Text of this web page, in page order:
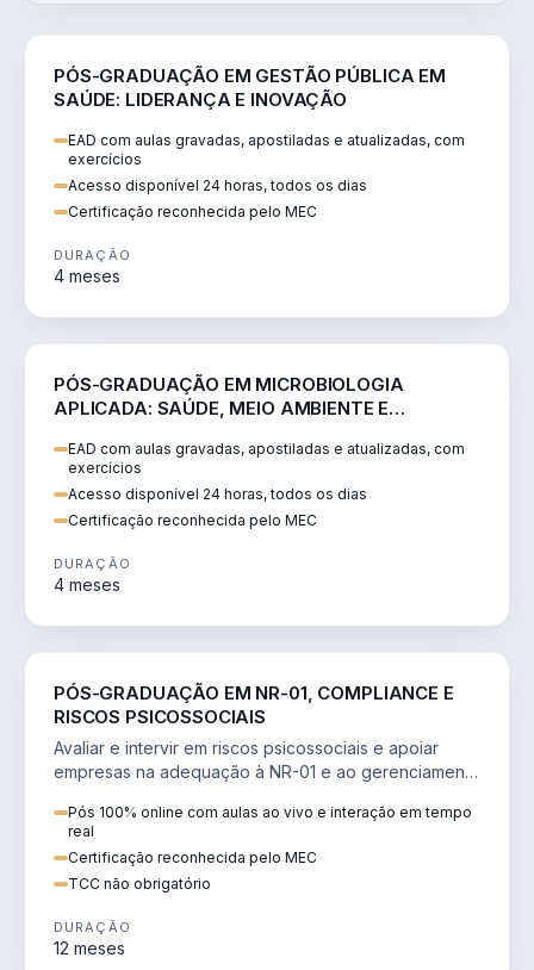
PÓS-GRADUAÇÃO EM GESTÃO PÚBLICA EM
SAÚDE: LIDERANÇA E INOVAÇÃO
EAD com aulas gravadas, apostiladas e atualizadas, com
exercícios
Acesso disponível 24 horas, todos os dias
Certificação reconhecida pelo MEC
DURAÇÃO
4 meses
PÓS-GRADUAÇÃO EM MICROBIOLOGIA
APLICADA: SAÚDE, MEIO AMBIENTE E
EAD com aulas gravadas, apostiladas e atualizadas, com
exercícios
Acesso disponível 24 horas, todos os dias
Certificação reconhecida pelo MEC
DURAÇÃO
4 meses
PÓS-GRADUAÇÃO EM NR-01, COMPLIANCE E
RISCOS PSICOSSOCIAIS
Avaliar e intervir em riscos psicossociais e apoiar
empresas na adequação à NR-01 e ao gerenciamento
Pós 100% online com aulas ao vivo e interação em tempo
real
Certificação reconhecida pelo MEC
TCC não obrigatório
DURAÇÃO
12 meses